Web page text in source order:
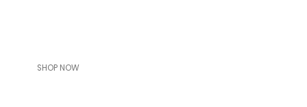
SHOP NOW